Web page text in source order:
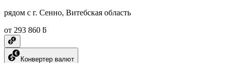
рядом с г. Сенно, Витебская область
от 293 860 ƃ
Конвертер валют